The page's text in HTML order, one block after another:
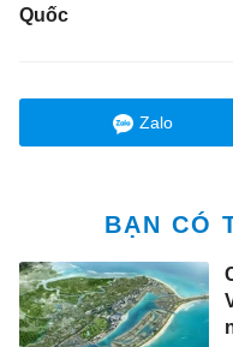
Quốc
Zalo
BẠN CÓ